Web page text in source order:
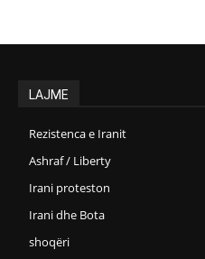
LAJME
Rezistenca e Iranit
Ashraf / Liberty
Irani proteston
Irani dhe Bota
shoqëri